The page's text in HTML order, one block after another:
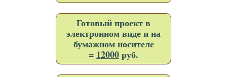
Готовый проект в
электронном виде и на
бумажном носителе
= 12000руб.